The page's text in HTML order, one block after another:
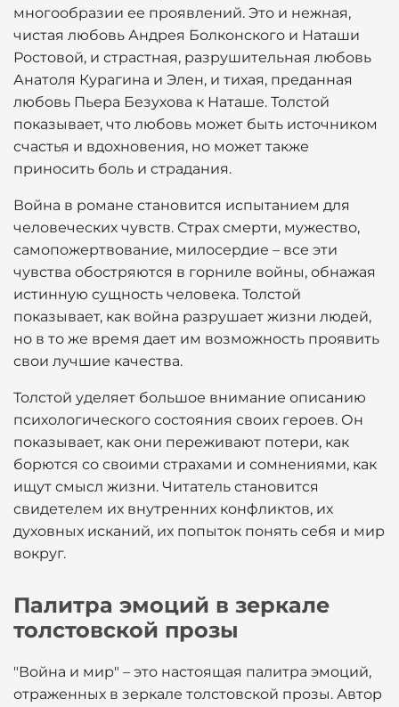
многообразии ее проявлений. Это и нежная,
чистая любовь Андрея Болконского и Наташи
Ростовой, и страстная, разрушительная любовь
Анатоля Курагина и Элен, и тихая, преданная
любовь Пьера Безухова к Наташе. Толстой
показывает, что любовь может быть источником
счастья и вдохновения, но может также
приносить боль и страдания.
Война в романе становится испытанием для
человеческих чувств. Страх смерти, мужество,
самопожертвование, милосердие – все эти
чувства обостряются в горниле войны, обнажая
истинную сущность человека. Толстой
показывает, как война разрушает жизни людей,
но в то же время дает им возможность проявить
свои лучшие качества.
Толстой уделяет большое внимание описанию
психологического состояния своих героев. Он
показывает, как они переживают потери, как
борются со своими страхами и сомнениями, как
ищут смысл жизни. Читатель становится
свидетелем их внутренних конфликтов, их
духовных исканий, их попыток понять себя и мир
вокруг.
Палитра эмоций в зеркале
толстовской прозы
"Война и мир" – это настоящая палитра эмоций,
отраженных в зеркале толстовской прозы. Автор